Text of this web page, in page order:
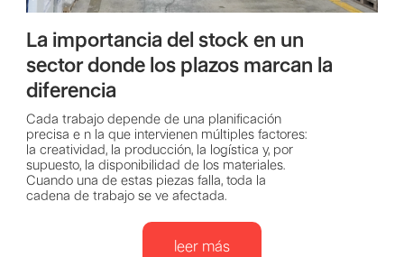
La importancia del stock en un
sector donde los plazos marcan la
diferencia
Cada trabajo depende de una planificación
precisa e n la que intervienen múltiples factores:
la creatividad, la producción, la logística y, por
supuesto, la disponibilidad de los materiales.
Cuando una de estas piezas falla, toda la
cadena de trabajo se ve afectada.
leer más